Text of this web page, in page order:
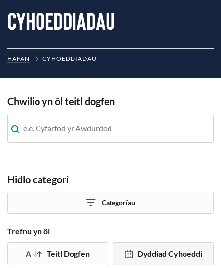
Cyhoeddiadau
HAFAN CYHOEDDIADAU
Chwilio yn ôl teitl dogfen
Hidlo categori
Categorïau
Trefnu yn ôl
Teitl Dogfen Dyddiad Cyhoeddi